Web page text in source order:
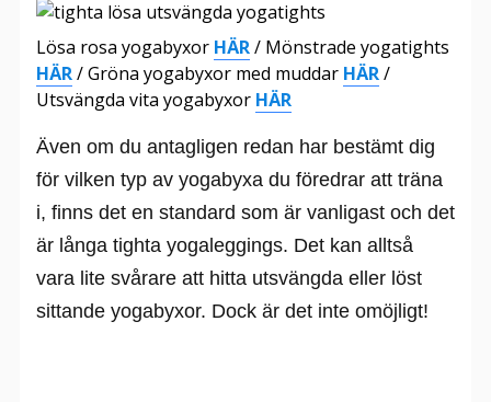
Lösa rosa yogabyxor HÄR/ Mönstrade yogatights
HÄR/ Gröna yogabyxor med muddar HÄR/
Utsvängda vita yogabyxor HÄR
Även om du antagligen redan har bestämt dig
för vilken typ av yogabyxa du föredrar att träna
i, finns det en standard som är vanligast och det
är långa tighta yogaleggings. Det kan alltså
vara lite svårare att hitta utsvängda eller löst
sittande yogabyxor. Dock är det inte omöjligt!